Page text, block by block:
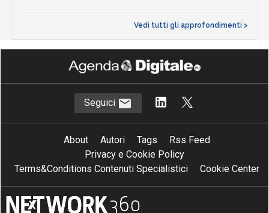
Vedi tutti gli approfondimenti >
Seguici
About Autori Tags
Rss Feed
Privacy e Cookie Policy
Terms&Conditions Contenuti Specialistici
Cookie Center